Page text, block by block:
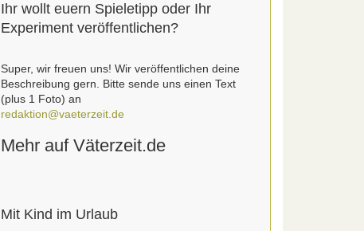
Ihr wollt euern Spieletipp oder Ihr
Experiment veröffentlichen?
Super, wir freuen uns! Wir veröffentlichen deine
Beschreibung gern. Bitte sende uns einen Text
(plus 1 Foto) an
redaktion@vaeterzeit.de
Mehr auf Väterzeit.de
Mit Kind im Urlaub